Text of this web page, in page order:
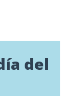
del